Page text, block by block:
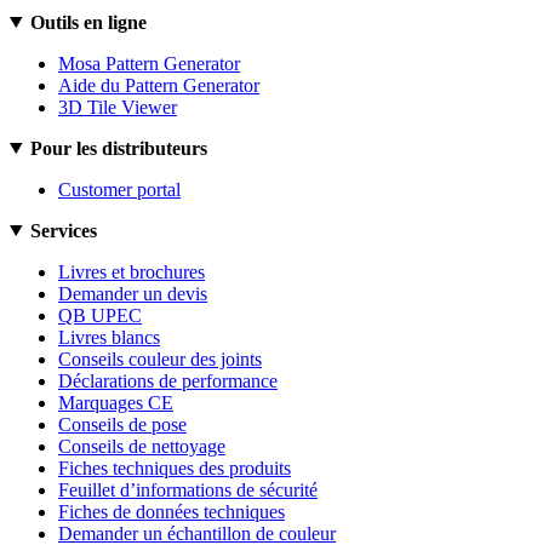
Outils en ligne
Mosa Pattern Generator
Aide du Pattern Generator
3D Tile Viewer
Pour les distributeurs
Customer portal
Services
Livres et brochures
Demander un devis
QB UPEC
Livres blancs
Conseils couleur des joints
Déclarations de performance
Marquages CE
Conseils de pose
Conseils de nettoyage
Fiches techniques des produits
Feuillet d’informations de sécurité
Fiches de données techniques
Demander un échantillon de couleur